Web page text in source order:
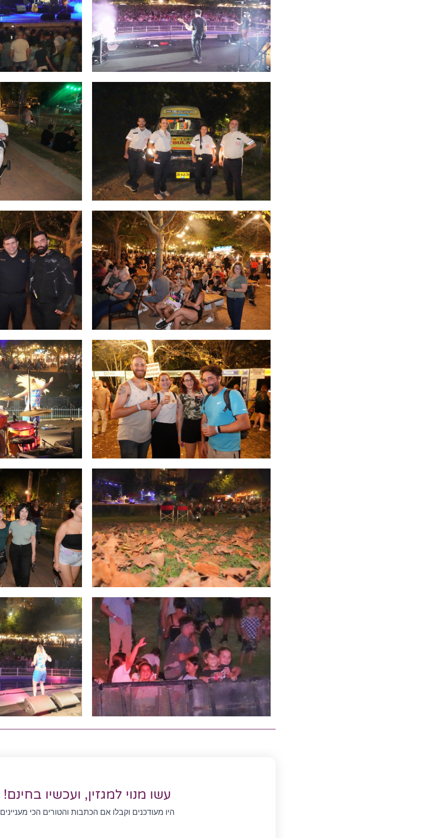
עשו מנוי למגזין, ועכשיו בחינם!
היו מעודכנים וקבלו אם הכתבות והטורים הכי מעניינים